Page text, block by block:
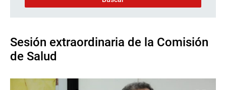
Sesión extraordinaria de la Comisión
de Salud